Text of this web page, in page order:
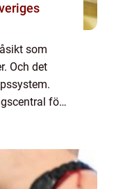
som
Och det
för